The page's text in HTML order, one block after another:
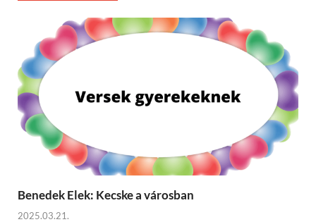
Benedek Elek: Kecske a városban
2025.03.21.